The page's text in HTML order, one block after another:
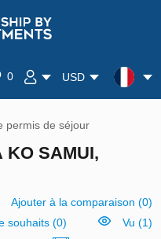
0 USD
permis de séjour
KO SAMUI,
Ajouter à la comparaison (0)
souhaits(0)
Vu (1)